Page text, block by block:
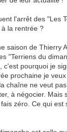
l'arrêt des "Les
la rentrée ?
saison de Thierry
"Terriens du
c'est pourquoi je
prochaine je
chaîne ne veut
à négocier. Mais
zéro. Ce qui est